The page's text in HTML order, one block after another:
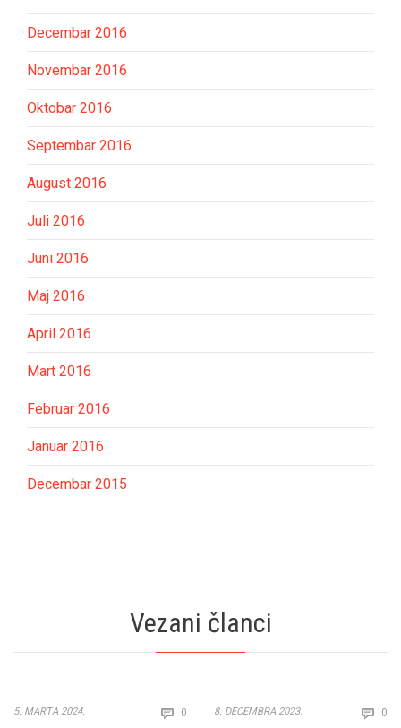
Decembar 2016
Novembar 2016
Oktobar 2016
Septembar 2016
August 2016
Juli 2016
Juni 2016
Maj 2016
April 2016
Mart 2016
Februar 2016
Januar 2016
Decembar 2015
Vezani članci
5. MARTA 2024.  0 Comments
8. DECEMBRA 2023.  0